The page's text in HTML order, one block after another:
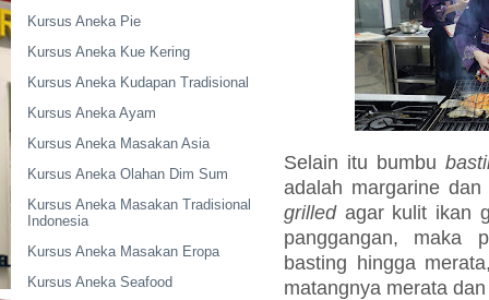
Kursus Aneka Pie
Kursus Aneka Kue Kering
Kursus Aneka Kudapan Tradisional
Kursus Aneka Ayam
Kursus Aneka Masakan Asia
Kursus Aneka Olahan Dim Sum
Kursus Aneka Masakan Tradisional
Indonesia
Kursus Aneka Masakan Eropa
Kursus Aneka Seafood
Selain itu bumbu
adalah margarine
grilled agar kulit ikan
panggangan, maka
basting hingga
matangnya merata